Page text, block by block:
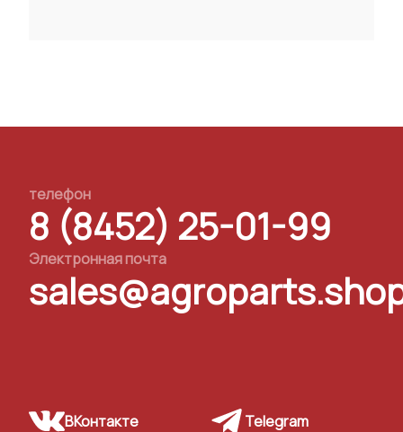
телефон
8 (8452) 25-01-99
Электронная почта
ВКонтакте Telegram